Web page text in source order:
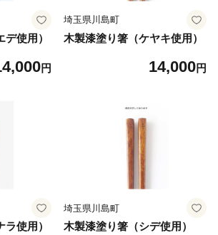
使用）
円
埼玉県川島町
木製漆塗り箸（ケヤキ使用）
14,000円
使用）
埼玉県川島町
木製漆塗り箸（シデ使用）